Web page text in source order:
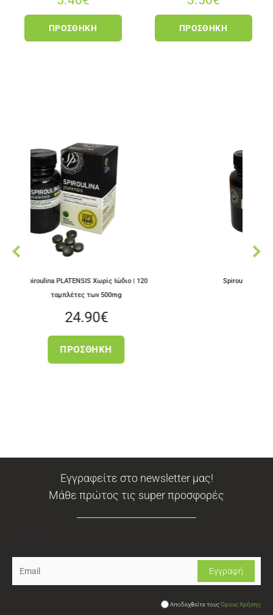
ΠΡΟΣΘΉΚΗ ΠΡΟΣΘΉΚΗ
Χωρίς Ιώδιο | 120
Spiroulina PLATENSIS Με Ιώδιο | 120
Εγγραφείτε στο newsletter μας!
Μάθε πρώτος τις super προσφορές
Αποδεχθείτε τουςΌρους Χρήσης